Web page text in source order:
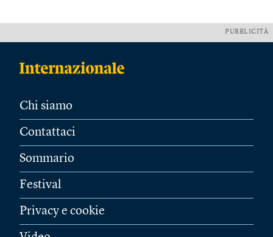
PUBBLICITÀ
Chi siamo
Contattaci
Sommario
Festival
Privacy e cookie